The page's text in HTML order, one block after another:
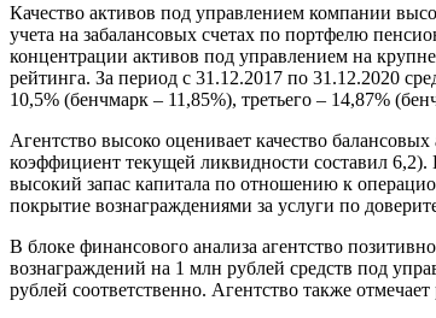
Качество активов под управлением компании
учета на забалансовых счетах по портфелю
концентрации активов под управлением на
рейтинга. За период с 31.12.2017 по 31.12.2020
10,5% (бенчмарк – 11,85%), третьего – 14,87%
Агентство высоко оценивает качество
коэффициент текущей ликвидности составил
высокий запас капитала по отношению к
покрытие вознаграждениями за услуги по
В блоке финансового анализа агентство
вознаграждений на 1 млн рублей средств под
рублей соответственно. Агентство также